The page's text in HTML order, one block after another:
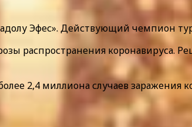
Эфес». Действующий чемпион
распространения
2,4 миллиона случаев заражения